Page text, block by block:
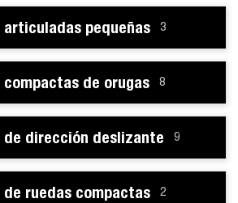
articuladas pequeñas 3
compactas de orugas 8
de dirección deslizante 9
de ruedas compactas 2